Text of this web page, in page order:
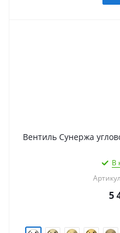
Вентиль Сунержа
В
5